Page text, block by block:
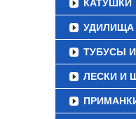
КАТУШКИ
УДИЛИЩА
ТУБУСЫ
ЛЕСКИ И